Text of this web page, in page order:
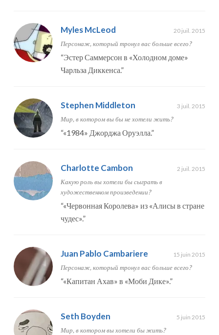
Myles McLeod 20 juil. 2015
Персонаж, который тронул вас больше всего?
“Эстер Саммерсон в «Холодном доме»
Чарльза Диккенса.”
Stephen Middleton 3 juil. 2015
Мир, в котором вы бы не хотели жить?
“«1984» Джорджа Оруэлла.”
Charlotte Cambon 2 juil. 2015
Какую роль вы хотели бы сыграть в
художественном произведении?
“«Червонная Королева» из «Алисы в стране
чудес».”
Juan Pablo Cambariere 15 juin 2015
Персонаж, который тронул вас больше всего?
“«Капитан Ахав» в «Моби Дике».”
Seth Boyden 5 juin 2015
Мир, в котором вы хотели бы жить?